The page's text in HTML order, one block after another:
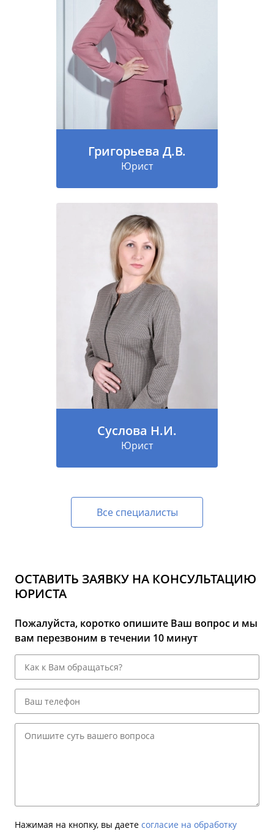
Григорьева Д.В.
Юрист
Суслова Н.И.
Юрист
Все специалисты
ОСТАВИТЬ ЗАЯВКУ НА КОНСУЛЬТАЦИЮ
ЮРИСТА
Пожалуйста, коротко опишите Ваш вопрос и мы
вам перезвоним в течении 10 минут
Нажимая на кнопку, вы даете согласие на обработку